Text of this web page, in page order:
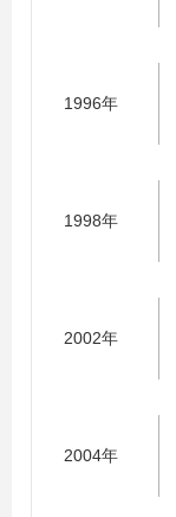
1996年
1998年
2002年
2004年